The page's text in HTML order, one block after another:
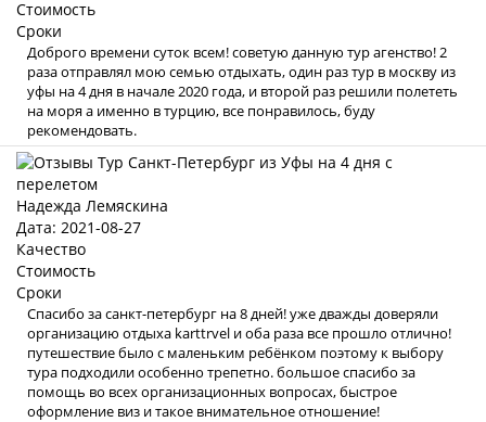
Стоимость
Сроки
Доброго времени суток всем! советую данную тур агенство! 2
раза отправлял мою семью отдыхать, один раз тур в москву из
уфы на 4 дня в начале 2020 года, и второй раз решили полететь
на моря а именно в турцию, все понравилось, буду
рекомендовать.
Надежда Лемяскина
Дата: 2021-08-27
Качество
Стоимость
Сроки
Спасибо за санкт-петербург на 8 дней! уже дважды доверяли
организацию отдыха karttrvel и оба раза все прошло отлично!
путешествие было с маленьким ребёнком поэтому к выбору
тура подходили особенно трепетно. большое спасибо за
помощь во всех организационных вопросах, быстрое
оформление виз и такое внимательное отношение!